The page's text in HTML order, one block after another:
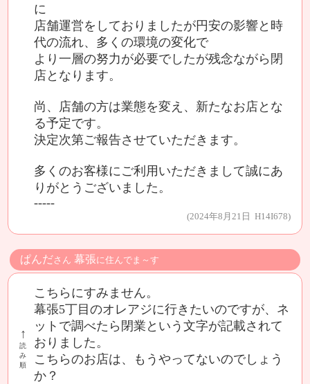
に
店舗運営をしておりましたが円安の影響と時
代の流れ、多くの環境の変化で
より一層の努力が必要でしたが残念ながら閉
店となります。
尚、店舗の方は業態を変え、新たなお店とな
る予定です。
決定次第ご報告させていただきます。
多くのお客様にご利用いただきまして誠にあ
りがとうございました。
-----
(2024年8月21日 H14I678)
ぱんださん 幕張に住んでま～す
↑
読
み
順
こちらにすみません。
幕張5丁目のオレアジに行きたいのですが、ネ
ットで調べたら閉業という文字が記載されて
おりました。
こちらのお店は、もうやってないのでしょう
か？